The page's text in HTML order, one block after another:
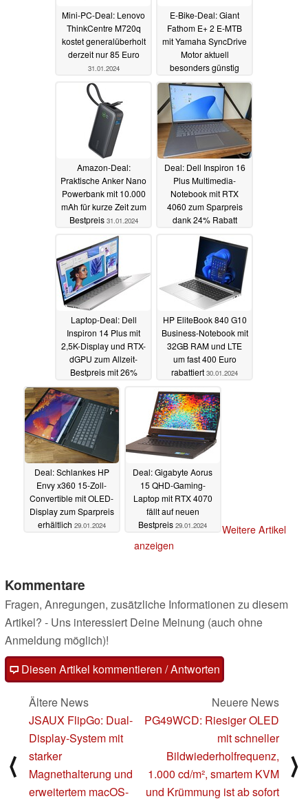
Mini-PC-Deal: Lenovo
ThinkCentre M720q
kostet generalüberholt
derzeit nur 85 Euro
31.01.2024
E-Bike-Deal: Giant
Fathom E+ 2 E-MTB
mit Yamaha SyncDrive
Motor aktuell
besonders günstig
31.01.2024
Amazon-Deal:
Praktische Anker Nano
Powerbank mit 10.000
mAh für kurze Zeit zum
Bestpreis 31.01.2024
Deal: Dell Inspiron 16
Plus Multimedia-
Notebook mit RTX
4060 zum Sparpreis
dank 24% Rabatt
Laptop-Deal: Dell
Inspiron 14 Plus mit
2,5K-Display und RTX-
dGPU zum Allzeit-
Bestpreis mit 26%
Ersparnis30.01.2024
HP EliteBook 840 G10
Business-Notebook mit
32GB RAM und LTE
um fast 400 Euro
rabattiert 30.01.2024
Deal: Schlankes HP
Envy x360 15-Zoll-
Convertible mit OLED-
Display zum Sparpreis
erhältlich 29.01.2024
Deal: Gigabyte Aorus
15 QHD-Gaming-
Laptop mit RTX 4070
fällt auf neuen
Bestpreis 29.01.2024
Weitere Artikel
anzeigen
Kommentare
Fragen, Anregungen, zusätzliche Informationen zu diesem
Artikel? - Uns interessiert Deine Meinung (auch ohne
Anmeldung möglich)!
Diesen Artikel kommentieren / Antworten
⟨
Ältere News
JSAUX FlipGo: Dual-
Display-System mit
starker
Magnethalterung und
erweitertem macOS-
Neuere News
PG49WCD: Riesiger OLED
mit schneller
Bildwiederholfrequenz,
1.000 cd/m², smartem KVM
und Krümmung ist ab sofort
⟩